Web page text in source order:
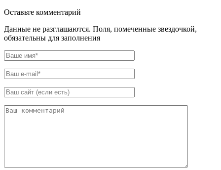
Оставьте комментарий
Данные не разглашаются. Поля, помеченные звездочкой,
обязательны для заполнения